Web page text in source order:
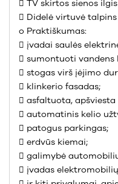
 TV skirtos sienos
 Didelė virtuvė
o Praktiškumas:
 įvadai saulės
 sumontuoti
 stogas virš įėjimo
 klinkerio fasadas;
 asfaltuota, apšviesta
 automatinis kelio
 patogus parkingas;
 erdvūs kiemai;
 galimybė
 įvadas